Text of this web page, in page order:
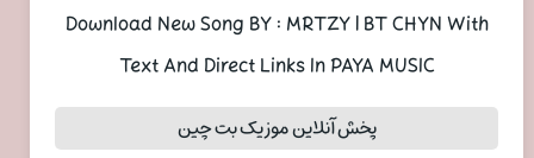
Download New Song BY : MRTZY | BT CHYN With
Text And Direct Links In PAYA MUSIC
پخش آنلاین موزیک بت چین